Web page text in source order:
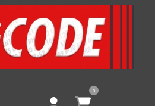
Direkt zum Inhalt
0